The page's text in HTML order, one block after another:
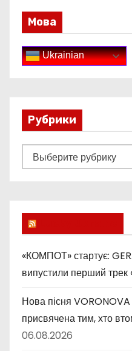
Мова
Ukrainian
Рубрики
у
к
и
«КОМПОТ» стартує:
випустили перший трек
Нова пісня
присвячена тим, хто
06.08.2026